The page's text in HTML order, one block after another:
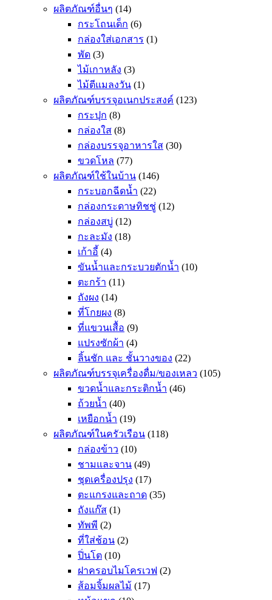
ผลิตภัณฑ์อื่นๆ (14)
กระโถนเด็ก (6)
กล่องใส่เอกสาร (1)
พัด (3)
ไม้เกาหลัง (3)
ไม้ตีแมลงวัน (1)
ผลิตภัณฑ์บรรจุอเนกประสงค์ (123)
กระปุก (8)
กล่องใส (8)
กล่องบรรจุอาหารใส (30)
ขวดโหล (77)
ผลิตภัณฑ์ใช้ในบ้าน (146)
กระบอกฉีดน้ำ (22)
กล่องกระดาษทิชชู่ (12)
กล่องสบู่ (12)
กะละมัง (18)
เก้าอี้ (4)
ขันน้ำและกระบวยตักน้ำ (10)
ตะกร้า (11)
ถังผง (14)
ที่โกยผง (8)
ที่แขวนเสื้อ (9)
แปรงซักผ้า (4)
ลิ้นชัก และ ชั้นวางของ (22)
ผลิตภัณฑ์บรรจุเครื่องดื่ม/ของเหลว (105)
ขวดน้ำและกระติกน้ำ (46)
ถ้วยน้ำ (40)
เหยือกน้ำ (19)
ผลิตภัณฑ์ในครัวเรือน (118)
กล่องข้าว (10)
ชามและจาน (49)
ชุดเครื่องปรุง (17)
ตะแกรงและถาด (35)
ถังแก๊ส (1)
ทัพพี (2)
ที่ใส่ช้อน (2)
ปิ่นโต (10)
ฝาครอบไมโครเวฟ (2)
ส้อมจิ้มผลไม้ (17)